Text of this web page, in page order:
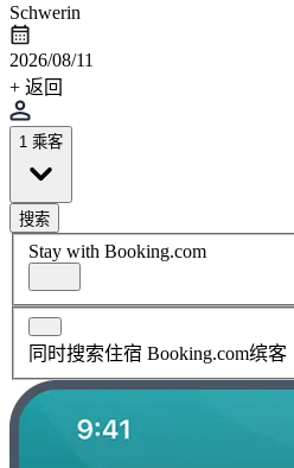
Schwerin
2026/08/11
+ 返回
1 乘客
搜索
Stay with Booking.com
同时搜索住宿 Booking.com缤客